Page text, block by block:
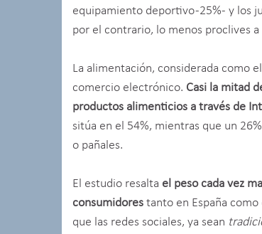
equipamiento deportivo -25%- y los
por el contrario, lo menos proclives
La alimentación, considerada como
comercio electrónico. Casi la mitad
productos alimenticios a través de
sitúa en el 54%, mientras que un
o pañales.
El estudio resalta el peso cada vez
consumidores tanto en España
que las redes sociales, ya sean